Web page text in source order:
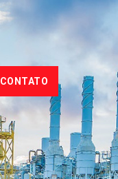
CONTATO